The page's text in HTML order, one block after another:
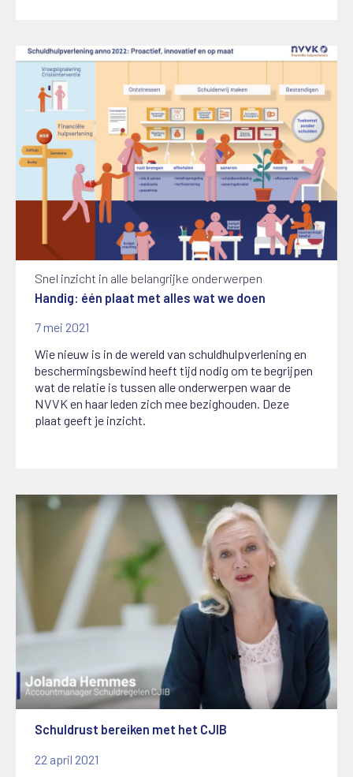
Snel inzicht in alle belangrijke onderwerpen
Handig: één plaat met alles wat we doen
7 mei 2021
Wie nieuw is in de wereld van schuldhulpverlening en
beschermingsbewind heeft tijd nodig om te begrijpen
wat de relatie is tussen alle onderwerpen waar de
NVVK en haar leden zich mee bezighouden. Deze
plaat geeft je inzicht.
Schuldrust bereiken met het CJIB
22 april 2021